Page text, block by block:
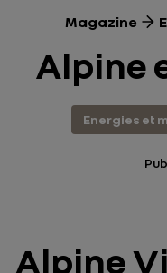
Magazine
Alpine
Energies et
Alpine